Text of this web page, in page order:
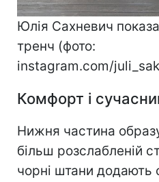
Юлія Сахневич
тренч (фото:
instagram.com/
Комфорт і
Нижня частина
більш розслабленій
чорні штани додають